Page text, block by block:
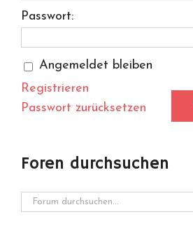
Passwort:
Angemeldet bleiben
Registrieren
Passwort zurücksetzen
Foren durchsuchen